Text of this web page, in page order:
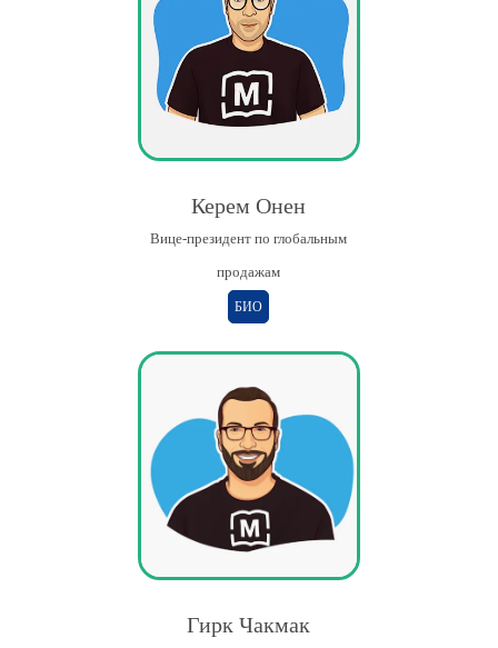
Керем Онен
Вице-президент по глобальным
продажам
БИО
Гирк Чакмак